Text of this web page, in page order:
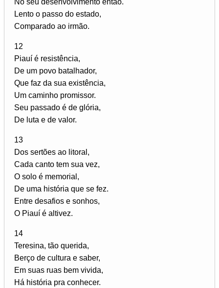
Lento o passo do estado,
Comparado ao irmão.
12
Piauí é resistência,
De um povo batalhador,
Que faz da sua existência,
Um caminho promissor.
Seu passado é de glória,
De luta e de valor.
13
Dos sertões ao litoral,
Cada canto tem sua vez,
O solo é memorial,
De uma história que se fez.
Entre desafios e sonhos,
O Piauí é altivez.
14
Teresina, tão querida,
Berço de cultura e saber,
Em suas ruas bem vivida,
Há história pra conhecer.